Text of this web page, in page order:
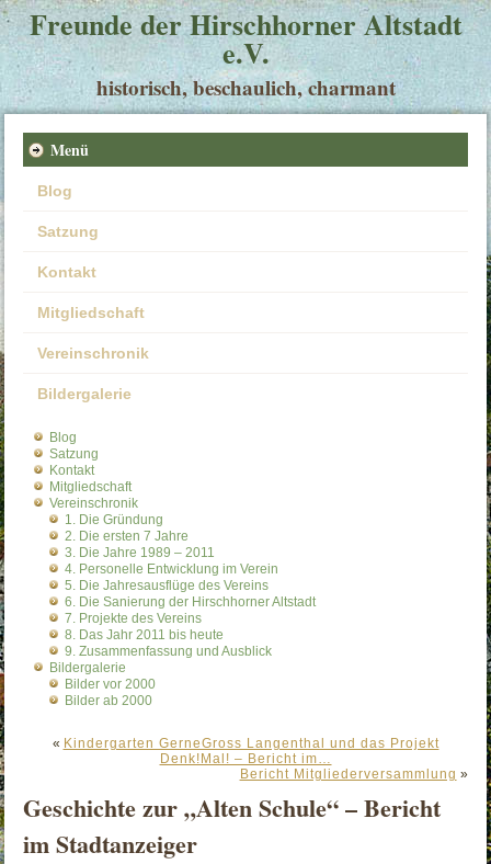
Freunde der Hirschhorner Altstadt
e.V.
historisch, beschaulich, charmant
Menü
Blog
Satzung
Kontakt
Mitgliedschaft
Vereinschronik
Bildergalerie
Blog
Satzung
Kontakt
Mitgliedschaft
Vereinschronik
1. Die Gründung
2. Die ersten 7 Jahre
3. Die Jahre 1989 – 2011
4. Personelle Entwicklung im Verein
5. Die Jahresausflüge des Vereins
6. Die Sanierung der Hirschhorner Altstadt
7. Projekte des Vereins
8. Das Jahr 2011 bis heute
9. Zusammenfassung und Ausblick
Bildergalerie
Bilder vor 2000
Bilder ab 2000
« Kindergarten GerneGross Langenthal und das Projekt
Denk!Mal! – Bericht im…
Bericht Mitgliederversammlung »
Geschichte zur „Alten Schule“ – Bericht
im Stadtanzeiger